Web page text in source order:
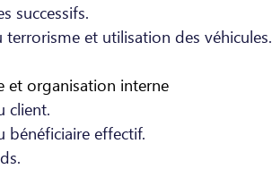
successifs.
terrorisme et utilisation des véhicules.
et organisation interne
client.
bénéficiaire effectif.